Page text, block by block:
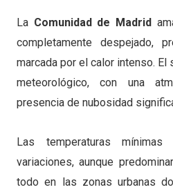
La Comunidad de Madrid
completamente despejado,
marcada por el calor intenso. El
meteorológico, con una
presencia de nubosidad
Las temperaturas mínimas
variaciones, aunque
todo en las zonas urbanas